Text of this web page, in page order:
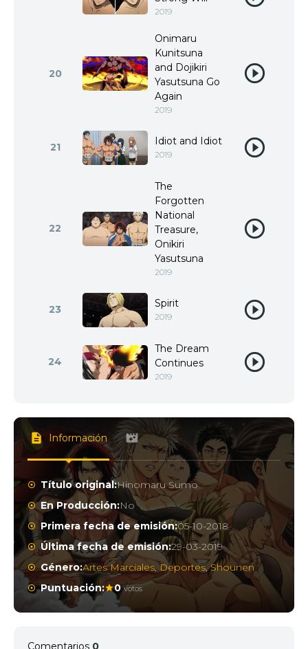
2019
20
Onimaru
Kunitsuna
and Dojikiri
Yasutsuna Go
Again
2019
21 Idiot and Idiot
2019
22
The
Forgotten
National
Treasure,
Onikiri
Yasutsuna
2019
23 Spirit
2019
24
The Dream
Continues
2019
Información
Título original:Hinomaru Sumo
En Producción:No
Primera fecha de emisión:05-10-2018
Última fecha de emisión:29-03-2019
Género:Artes Marciales,Deportes,Shounen
Puntuación:
0 votos
Comentarios 0